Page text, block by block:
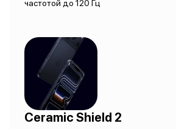
частотой до 120 Гц
Ceramic Shield 2